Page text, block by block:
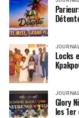
Locks
Glory
les